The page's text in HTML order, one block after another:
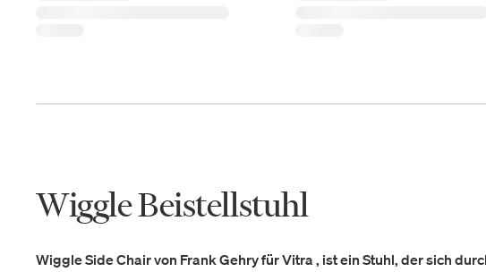
Wiggle Beistellstuhl
Wiggle Side Chair von Frank Gehry für Vitra , ist ein Stuhl, der sich